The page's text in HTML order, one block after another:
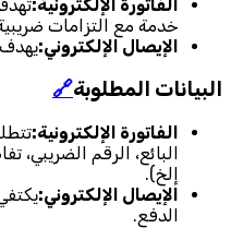
الفاتورة الإلكترونية:
خدمة مع التزامات
الإيصال الإلكتروني:
البيانات المطلوبة🔗
الفاتورة الإلكترونية:
البائع، الرقم الضريبي،
إلخ).
الإيصال الإلكتروني:
الدفع.